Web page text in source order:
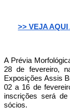
>> VEJA AQUI
A Prévia
28 de fevereiro,
Exposições Assis
02 a 16 de
inscrições será
sócios.